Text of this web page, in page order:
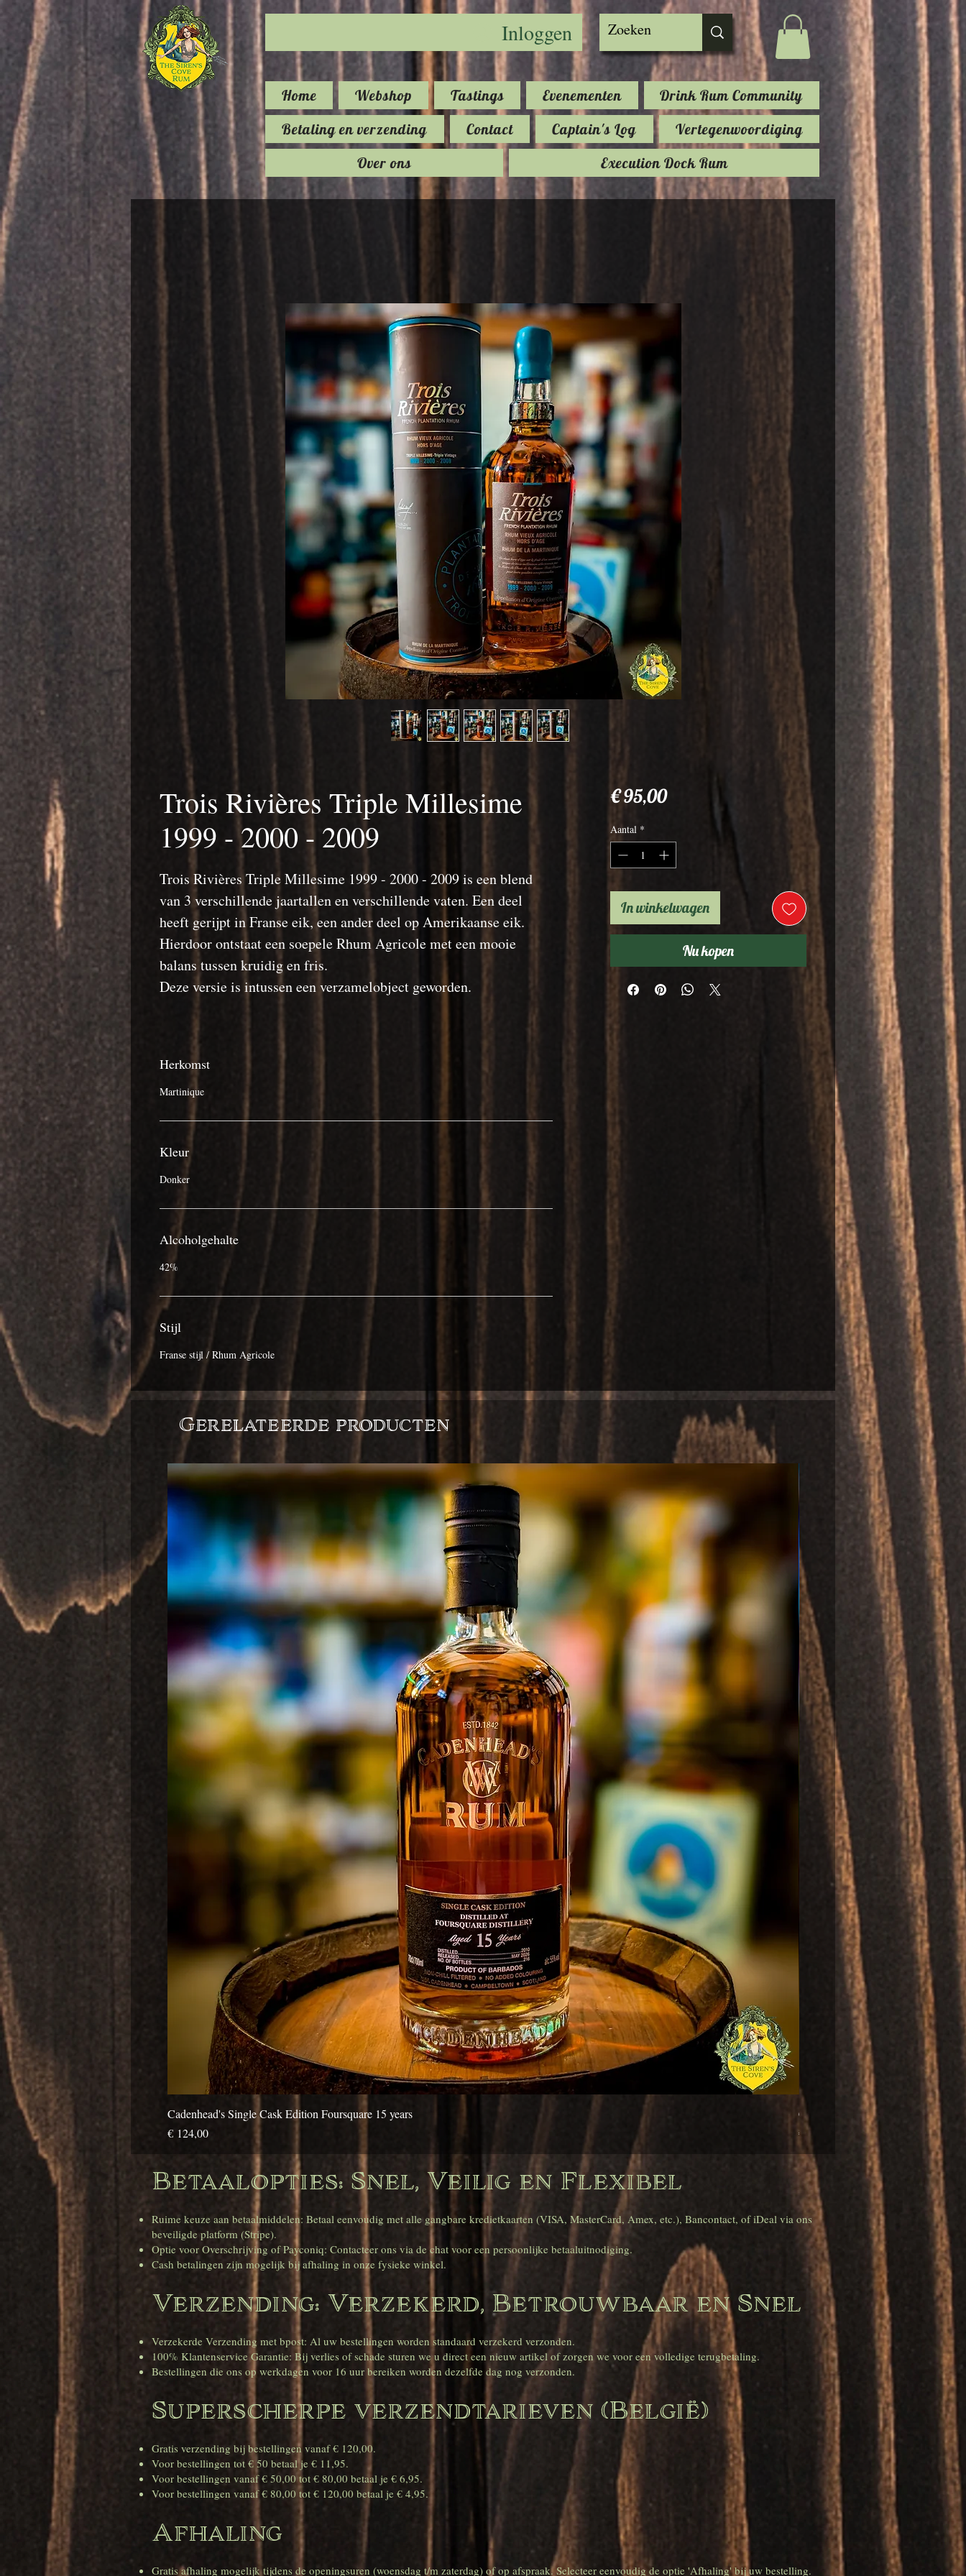
Inloggen
Home Webshop Tastings Evenementen
Drink Rum Community
Betaling en verzending
Contact Captain's Log
Vertegenwoordiging
Over ons
Execution Dock Rum
Trois Rivières Triple Millesime
1999 - 2000 - 2009
Trois Rivières Triple Millesime 1999 - 2000 - 2009 is een blend
van 3 verschillende jaartallen en verschillende vaten. Een deel
heeft gerijpt in Franse eik, een ander deel op Amerikaanse eik.
Hierdoor ontstaat een soepele Rhum Agricole met een mooie
balans tussen kruidig en fris.
Deze versie is intussen een verzamelobject geworden.
Herkomst
Martinique
Kleur
Donker
Alcoholgehalte
42%
Stijl
Franse stijl / Rhum Agricole
€ 95,00Prijs
Aantal *
In winkelwagen
Nu kopen
Gerelateerde producten
Cadenhead's Single Cask Edition Foursquare 15 years
Prijs
€ 124,00
Cadenhead's Single Cask Edition
Prijs
€ 69,00
Betaalopties: Snel, Veilig en Flexibel
Ruime keuze aan betaalmiddelen: Betaal eenvoudig met alle gangbare kredietkaarten (VISA, MasterCard, Amex, etc.), Bancontact, of iDeal via ons
beveiligde platform (Stripe).
Optie voor Overschrijving of Payconiq: Contacteer ons via de chat voor een persoonlijke betaaluitnodiging.
Cash betalingen zijn mogelijk bij afhaling in onze fysieke winkel.
Verzending: Verzekerd, Betrouwbaar en Snel
Verzekerde Verzending met bpost: Al uw bestellingen worden standaard verzekerd verzonden.
100% Klantenservice Garantie: Bij verlies of schade sturen we u direct een nieuw artikel of zorgen we voor een volledige terugbetaling.
Bestellingen die ons op werkdagen voor 16 uur bereiken worden dezelfde dag nog verzonden.
Superscherpe verzendtarieven (België)
Gratis verzending bij bestellingen vanaf € 120,00.
Voor bestellingen tot € 50 betaal je € 11,95.
Voor bestellingen vanaf € 50,00 tot € 80,00 betaal je € 6,95.
Voor bestellingen vanaf € 80,00 tot € 120,00 betaal je € 4,95.
Afhaling
Gratis afhaling mogelijk tijdens de openingsuren (woensdag t/m zaterdag) of op afspraak. Selecteer eenvoudig de optie 'Afhaling' bij uw bestelling.